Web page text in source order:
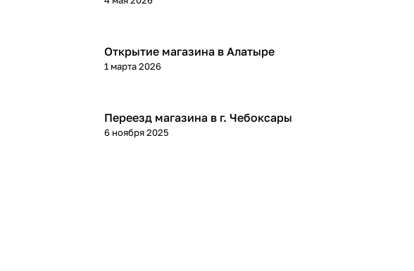
Открытие магазина в Алатыре
1 марта 2026
Переезд магазина в г. Чебоксары
6 ноября 2025